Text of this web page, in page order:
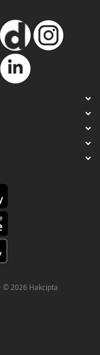
© 2026 Hakcipta